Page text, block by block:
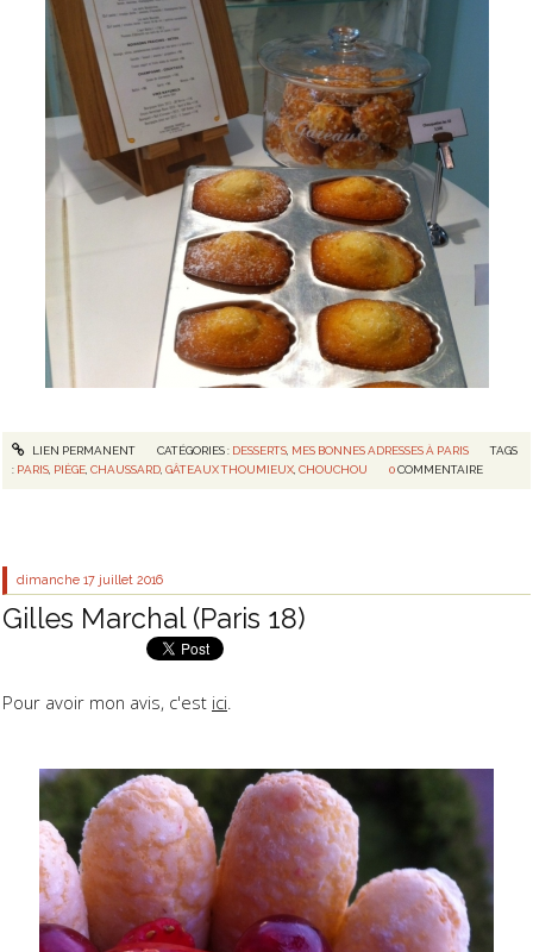
LIEN PERMANENT CATÉGORIES : DESSERTS, MES BONNES ADRESSES À PARIS
TAGS
: PARIS PIÈGE ,CHAUSSARD ,GÂTEAUX THOUMIEUX ,CHOUCHOU 0 COMMENTAIRE
dimanche 17 juillet 2016
Gilles Marchal (Paris 18)
Pour avoir mon avis, c'est ici.